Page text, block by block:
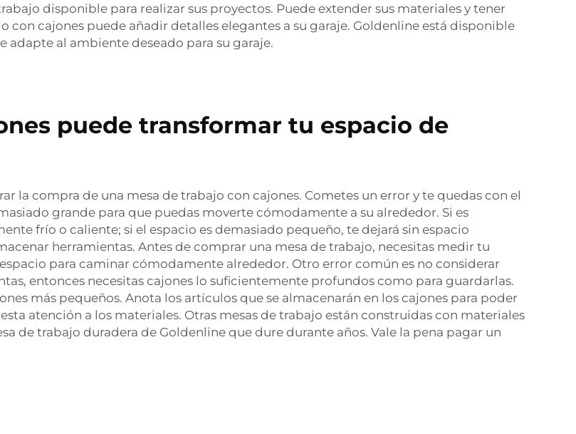
disponible para realizar sus proyectos. Puede extender sus materiales y tener
con cajones puede añadir detalles elegantes a su garaje. Goldenline está disponible
adapte al ambiente deseado para su garaje.
puede transformar tu espacio de
la compra de una mesa de trabajo con cajones. Cometes un error y te quedas con el
grande para que puedas moverte cómodamente a su alrededor. Si es
frío o caliente; si el espacio es demasiado pequeño, te dejará sin espacio
herramientas. Antes de comprar una mesa de trabajo, necesitas medir tu
para caminar cómodamente alrededor. Otro error común es no considerar
entonces necesitas cajones lo suficientemente profundos como para guardarlas.
más pequeños. Anota los artículos que se almacenarán en los cajones para poder
atención a los materiales. Otras mesas de trabajo están construidas con materiales
de trabajo duradera de Goldenline que dure durante años. Vale la pena pagar un